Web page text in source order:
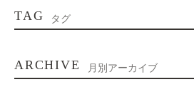
TAG タグ
ARCHIVE 月別アーカイブ